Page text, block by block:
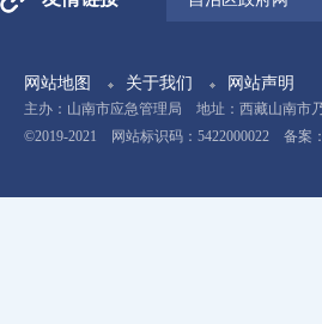
网站地图 关于我们 网站声明
主办：山南市应急管理局 地址：西藏山南市
©2019-2021 网站标识码：5422000022 备案：